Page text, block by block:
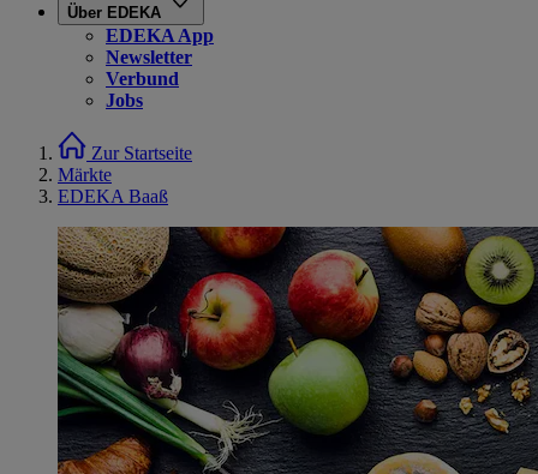
Über EDEKA
EDEKA App
Newsletter
Verbund
Jobs
Zur Startseite
Märkte
EDEKA Baaß